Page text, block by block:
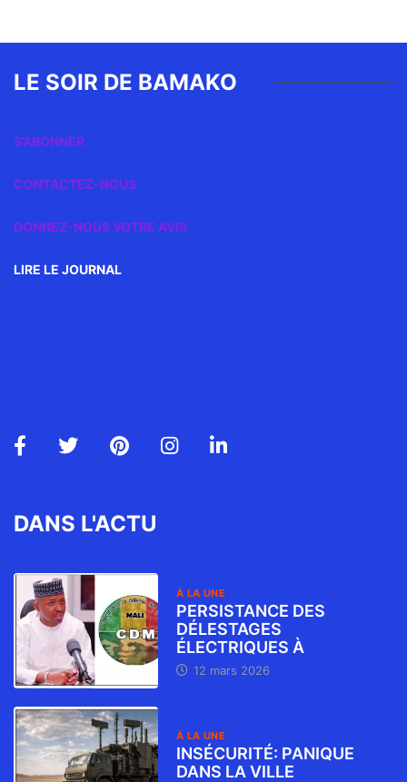
LE SOIR DE BAMAKO
S’ABONNER
CONTACTEZ-NOUS
DONNEZ-NOUS VOTRE AVIS
LIRE LE JOURNAL
DANS L'ACTU
À LA UNE
PERSISTANCE DES
DÉLESTAGES
ÉLECTRIQUES À
12 mars 2026
À LA UNE
INSÉCURITÉ: PANIQUE
DANS LA VILLE